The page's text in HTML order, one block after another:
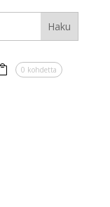
0 kohdetta